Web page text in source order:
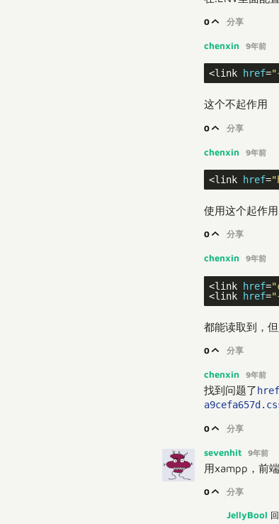
0 分享
chenxin 9年前
<link href=
这个不起作用
0 分享
chenxin 9年前
<link href=
使用这个起作
0 分享
chenxin 9年前
<link href=
<link href=
都能读取到，
0 分享
chenxin 9年前
找到问题了
0 分享
sevenhit 9年前
用xampp，前
0 分享
JellyBool